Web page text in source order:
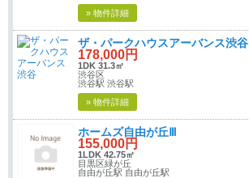
» 物件詳細
ザ・パークハウスアーバンス渋谷
178,000円
1DK 31.3㎡
渋谷区
渋谷駅 渋谷駅
» 物件詳細
ホームズ自由が丘Ⅲ
155,000円
1LDK 42.75㎡
目黒区緑が丘
自由が丘駅 自由が丘駅